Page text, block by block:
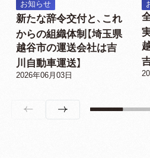
お知らせ
新たな辞令交付と、これ
からの組織体制【埼玉県
越谷市の運送会社は吉
川自動車運送】
2026年06月03日